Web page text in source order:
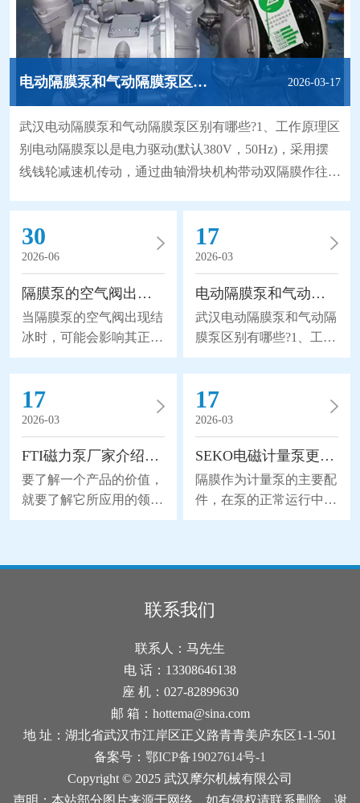
电动隔膜泵和气动隔膜泵区别有哪些? 2026-03-17
武汉电动隔膜泵和气动隔膜泵区别有哪些?1、工作原理区
别电动隔膜泵以是电力驱动(默认380V，50Hz)，采用摆
线钱轮减速机传动，通过曲轴滑块机构带动双隔膜作往复
展，大大地延长隔膜的使用寿命，因此被越来越广泛地替
代部分离心泵、螺杆泵来应用于石化、陶瓷、冶金等行
业。气动隔膜泵是以压缩空气为动力(压缩空气
30
2026-06
隔膜泵的空气阀出现结冰怎么办？
当隔膜泵的空气阀出现结
冰时，可能会影响其正常
运行，给我们带来不可挽
回的损失。所以隔膜泵的
空气阀出现结冰怎么办
呢？1、加热阀体：如果
空气阀结冰，可以尝试使
用加热器或加热带等加热
装置加热阀体。将适量的
热量传导到阀体上，可以
使结冰的冰块融化，并恢
坏导致的。检查空气阀的
密封件，并确保其完好无
损，建议及时换上新的密
17
2026-03
电动隔膜泵和气动隔膜泵区别有哪些?
武汉电动隔膜泵和气动隔
膜泵区别有哪些?1、工作
原理区别电动隔膜泵以是
电力驱动(默认380V，
50Hz)，采用摆线钱轮减
速机传动，通过曲轴滑块
机构带动双隔膜作往复无
能无力，使工作腔容积发
生交替变化从而达到将液
体不断地吸入和排出。同
时，由于隔膜材质取得了
离心泵、螺杆泵来应用于
石化、陶瓷、冶金等行
空气为动力(压缩空气
17
2026-03
FTI磁力泵厂家介绍磁力泵的应用领域
要了解一个产品的价值，
就要了解它所应用的领
域。下面FTI磁力泵厂家
分支，磁力泵是一种将永
磁联轴的工作原理应用于
离心泵的新产品。磁力泵
主要应用于电脑水冷系
泉，工艺品，咖啡机，饮
水机，无土栽培，洗牙
器，热水器加压，热水循
环，游泳池水循环过滤，
洗脚冲浪按摩盆，冲浪按
17
2026-03
SEKO电磁计量泵更换隔膜的流程分析
隔膜作为计量泵的主要配
件，在泵的正常运行中起
到了关键性的作用，也因
护时，更换隔膜是使用电
磁计量泵的较佳方式。下
面我们来分析一下SEKO
位在计量泵的后面。2、
计量泵头松动后，拆卸计
量泵头前，将行程总长度
调节到0%的部位。电磁
联系我们
联系人：马先生
电 话：13308646138
座 机：027-82899630
邮 箱：hottema@sina.com
地 址：湖北省武汉市江岸区正义路青青美庐东区1-1-501
备案号： 鄂ICP备19027614号-1
Copyright © 2025 武汉摩尔机械有限公司
声明：本站部分图片来源于网络，如有侵权请联系删除，谢